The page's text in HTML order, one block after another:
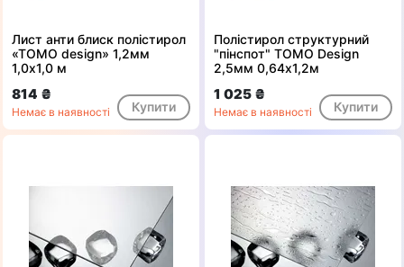
Лист анти блиск полістирол
«ТОМО design» 1,2мм
1,0х1,0 м
814 ₴
Немає в наявності Купити
Полістирол структурний
"пінспот" ТОМО Design
2,5мм 0,64х1,2м
1 025 ₴
Немає в наявності Купити